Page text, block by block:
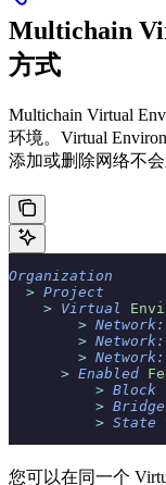
Multichain
方式
Multichain Virtual
环境。Virtual
添加或删除网络不会
Organization
  >
Project
    >
Virtual
        >
Network:
        >
Network:
        >
Network:
      >
Enabled
          >
Block
          >
          >
State
您可以在同一个